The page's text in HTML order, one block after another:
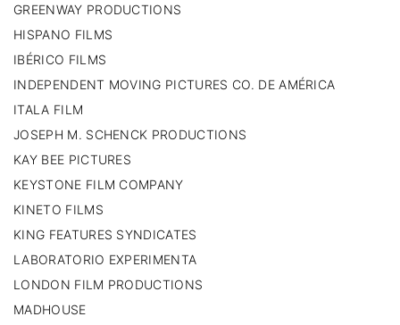
GREENWAY PRODUCTIONS
HISPANO FILMS
IBÉRICO FILMS
INDEPENDENT MOVING PICTURES CO. DE AMÉRICA
ITALA FILM
JOSEPH M. SCHENCK PRODUCTIONS
KAY BEE PICTURES
KEYSTONE FILM COMPANY
KINETO FILMS
KING FEATURES SYNDICATES
LABORATORIO EXPERIMENTA
LONDON FILM PRODUCTIONS
MADHOUSE